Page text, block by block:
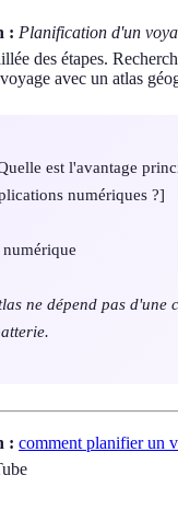
: Planification d'un
des étapes.
avec un atlas
est l'avantage
numériques ?]
ne dépend pas d'une
: comment planifier un